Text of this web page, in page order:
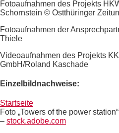
Fotoaufnahmen des Projekts
Schornstein © Ostthüringer
Fotoaufnahmen der
Thiele
Videoaufnahmen des Projekts
GmbH/Roland Kaschade
Einzelbildnachweise:
Startseite
Foto „Towers of the power
– stock.adobe.com